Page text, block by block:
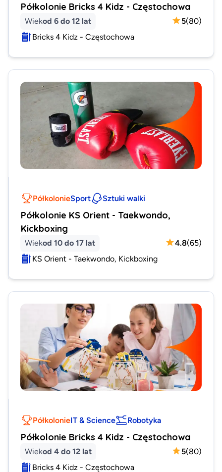
Półkolonie Bricks 4 Kidz - Częstochowa
Wiekod 6 do 12 lat 5(80)
Bricks 4 Kidz - Częstochowa
PółkolonieSport Sztuki walki
Półkolonie KS Orient - Taekwondo,
Kickboxing
Wiekod 10 do 17 lat 4.8(65)
KS Orient - Taekwondo, Kickboxing
PółkolonieIT & Science Robotyka
Półkolonie Bricks 4 Kidz - Częstochowa
Wiekod 4 do 12 lat 5(80)
Bricks 4 Kidz - Częstochowa